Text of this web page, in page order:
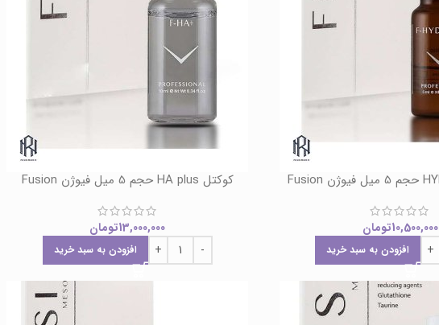
10,500,000تومان
افزودن به سبد خرید
کوکتل HA plus حجم 5 میل فیوژن Fusion
13,000,000تومان
افزودن به سبد خرید